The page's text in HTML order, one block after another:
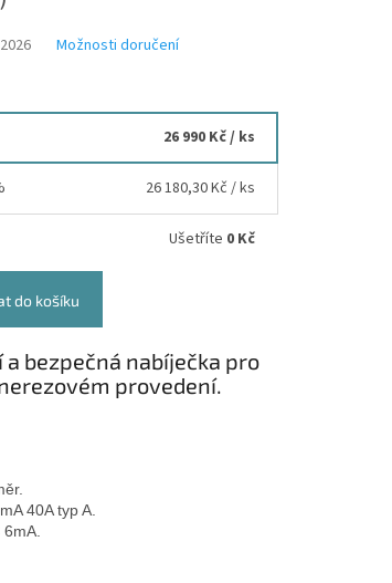
Možnosti doručení
26 990 Kč/ ks
26 180,30 Kč / ks
Ušetříte 0 Kč
do košíku
bezpečná nabíječka pro
provedení.
40A typ A.